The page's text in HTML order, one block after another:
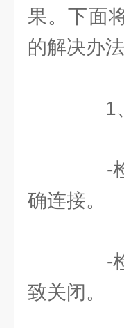
果。下面
的解决办法
1、
-检
确连接。
-检
致关闭。